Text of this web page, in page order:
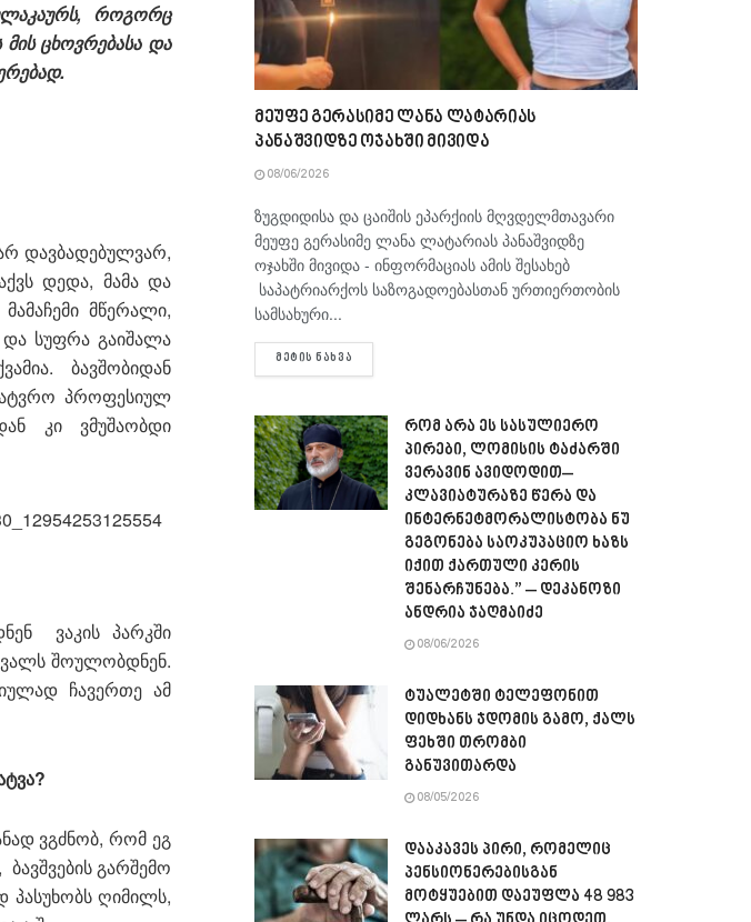
როგორც
ცხოვრებასა და
დავბადებულვარ,
დედა, მამა და
მწერალი,
სუფრა გაიშალა
ბავშობიდან
პროფესიულ
კი ვმუშაობდი
ვაკის პარკში
შოულობდნენ.
ჩავერთე ამ
ვგძნობ, რომ ეგ
გარშემო
პასუხობს ღიმილს,
მეუფე გერასიმე ლანა ლატარიას
პანაშვიდზე ოჯახში მივიდა
08/06/2026
ზუგდიდისა და ცაიშის ეპარქიის მღვდელმთავარი
მეუფე გერასიმე ლანა ლატარიას პანაშვიდზე
ოჯახში მივიდა - ინფორმაციას ამის შესახებ
საპატრიარქოს საზოგადოებასთან ურთიერთობის
სამსახური...
ᲛᲔᲢᲘᲡ ᲜᲐᲮᲕᲐ
რომ არა ეს სასულიერო
პირები, ლომისის ტაძარში
ვერავინ ავიდოდით–
კლავიატურაზე წერა და
ინტერნეტმორალისტობა ნუ
გეგონება საოკუპაციო ხაზს
იქით ქართული კერის
შენარჩუნება.” – დეკანოზი
ანდრია ჯაღმაიძე
08/06/2026
ტუალეტში ტელეფონით
დიდხანს ჯდომის გამო, ქალს
ფეხში თრომბი
განუვითარდა
08/05/2026
დააკავეს პირი, რომელიც
პენსიონერებისგან
მოტყუებით დაეუფლა 48 983